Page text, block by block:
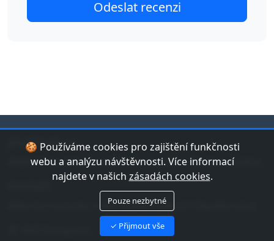
🍪 Používáme cookies pro zajištění funkčnosti
webu a analýzu návštěvnosti. Více informací
najdete v našich zásadách cookies.
Pouze nezbytné
✓ Přijmout vše
jduplavat.cz
Nejlepší databáze bazénů a koupališť v České republice.
Máte tip na bazén nebo chybu v datech? Napište nám!